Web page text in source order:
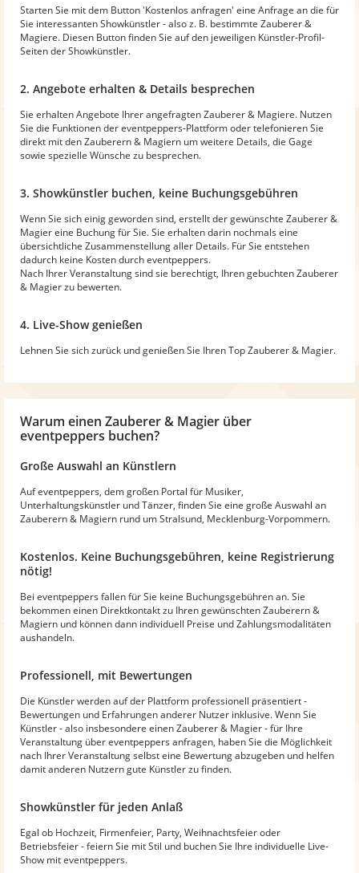
Starten Sie mit dem Button 'Kostenlos anfragen' eine Anfrage an die für
Sie interessanten Showkünstler - also z. B. bestimmte Zauberer &
Magiere. Diesen Button finden Sie auf den jeweiligen Künstler-Profil-
Seiten der Showkünstler.
2. Angebote erhalten & Details besprechen
Sie erhalten Angebote Ihrer angefragten Zauberer & Magiere. Nutzen
Sie die Funktionen der eventpeppers-Plattform oder telefonieren Sie
direkt mit den Zauberern & Magiern um weitere Details, die Gage
sowie spezielle Wünsche zu besprechen.
3. Showkünstler buchen, keine Buchungsgebühren
Wenn Sie sich einig geworden sind, erstellt der gewünschte Zauberer &
Magier eine Buchung für Sie. Sie erhalten darin nochmals eine
übersichtliche Zusammenstellung aller Details. Für Sie entstehen
dadurch keine Kosten durch eventpeppers.
Nach Ihrer Veranstaltung sind sie berechtigt, Ihren gebuchten Zauberer
& Magier zu bewerten.
4. Live-Show genießen
Lehnen Sie sich zurück und genießen Sie Ihren Top Zauberer & Magier.
Warum einen Zauberer & Magier über
eventpeppers buchen?
Große Auswahl an Künstlern
Auf eventpeppers, dem großen Portal für Musiker,
Unterhaltungskünstler und Tänzer, finden Sie eine große Auswahl an
Zauberern & Magiern rund um Stralsund, Mecklenburg-Vorpommern.
Kostenlos. Keine Buchungsgebühren, keine Registrierung
nötig!
Bei eventpeppers fallen für Sie keine Buchungsgebühren an. Sie
bekommen einen Direktkontakt zu Ihren gewünschten Zauberern &
Magiern und können dann individuell Preise und Zahlungsmodalitäten
aushandeln.
Professionell, mit Bewertungen
Die Künstler werden auf der Plattform professionell präsentiert -
Bewertungen und Erfahrungen anderer Nutzer inklusive. Wenn Sie
Künstler - also insbesondere einen Zauberer & Magier - für Ihre
Veranstaltung über eventpeppers anfragen, haben Sie die Möglichkeit
nach Ihrer Veranstaltung selbst eine Bewertung abzugeben und helfen
damit anderen Nutzern gute Künstler zu finden.
Showkünstler für jeden Anlaß
Egal ob Hochzeit, Firmenfeier, Party, Weihnachtsfeier oder
Betriebsfeier - feiern Sie mit Stil und buchen Sie Ihre individuelle Live-
Show mit eventpeppers.